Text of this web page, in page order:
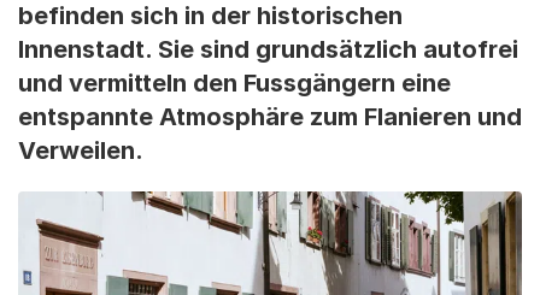
befinden sich in der historischen
Innenstadt. Sie sind grundsätzlich autofrei
und vermitteln den Fussgängern eine
entspannte Atmosphäre zum Flanieren und
Verweilen.